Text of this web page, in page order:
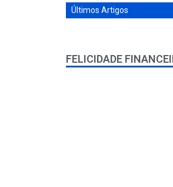
Últimos Artigos
FELICIDADE